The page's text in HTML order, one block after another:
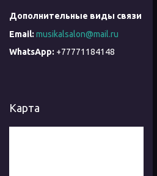
musikalsalon@mail.ru
+77771184148
Карта